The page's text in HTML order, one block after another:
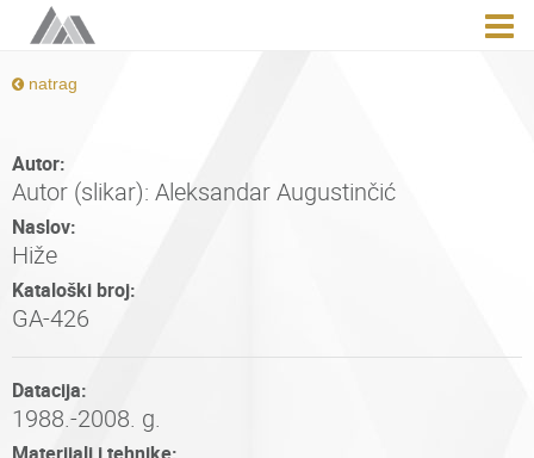
natrag
Autor:
Autor (slikar): Aleksandar Augustinčić
Naslov:
Hiže
Kataloški broj:
GA-426
Datacija:
1988.-2008. g.